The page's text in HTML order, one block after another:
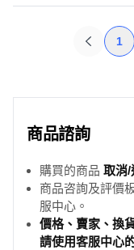
1
商品諮詢
購買的商品 取消/
商品咨詢及評價
服中心。
價格、賣家、換
請使用客服中心